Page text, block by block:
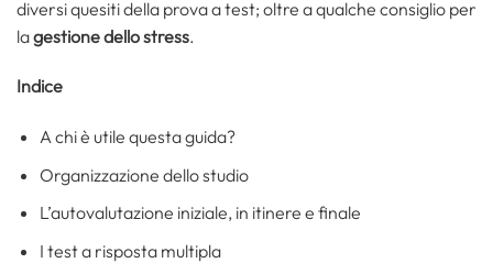
diversi quesiti della prova a test; oltre a qualche consiglio per
lagestione dello stress.
Indice
A chi è utile questa guida?
Organizzazione dello studio
L’autovalutazione iniziale, in itinere e finale
I test a risposta multipla